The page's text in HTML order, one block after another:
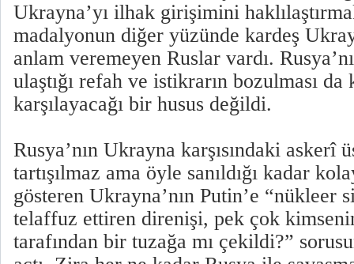
Ukrayna’yı ilhak girişimini
madalyonun diğer yüzünde kardeş
anlam veremeyen Ruslar vardı.
ulaştığı refah ve istikrarın bozulması
karşılayacağı bir husus değildi.
Rusya’nın Ukrayna karşısındaki askerî
tartışılmaz ama öyle sanıldığı kadar
gösteren Ukrayna’nın Putin’e “nükleer
telaffuz ettiren direnişi, pek çok
tarafından bir tuzağa mı çekildi?”